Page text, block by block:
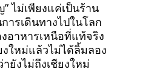
” ไม่เพียงแค่เป็นร้าน
ารเดินทางไปในโลก
อาหารเหนือที่แท้จริง
ใหม่แล้วไม่ได้ลิ้มลอง
ยังไม่ถึงเชียงใหม่